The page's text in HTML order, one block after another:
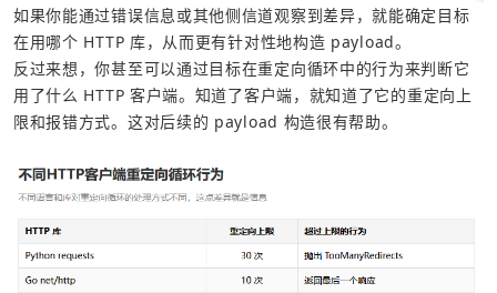
如果你能通过错误信息或其他侧信道观察到差异，就能确定目标
在用哪个 HTTP 库，从而更有针对性地构造 payload。
反过来想，你甚至可以通过目标在重定向循环中的行为来判断它
用了什么 HTTP 客户端。知道了客户端，就知道了它的重定向上
限和报错方式。这对后续的 payload 构造很有帮助。